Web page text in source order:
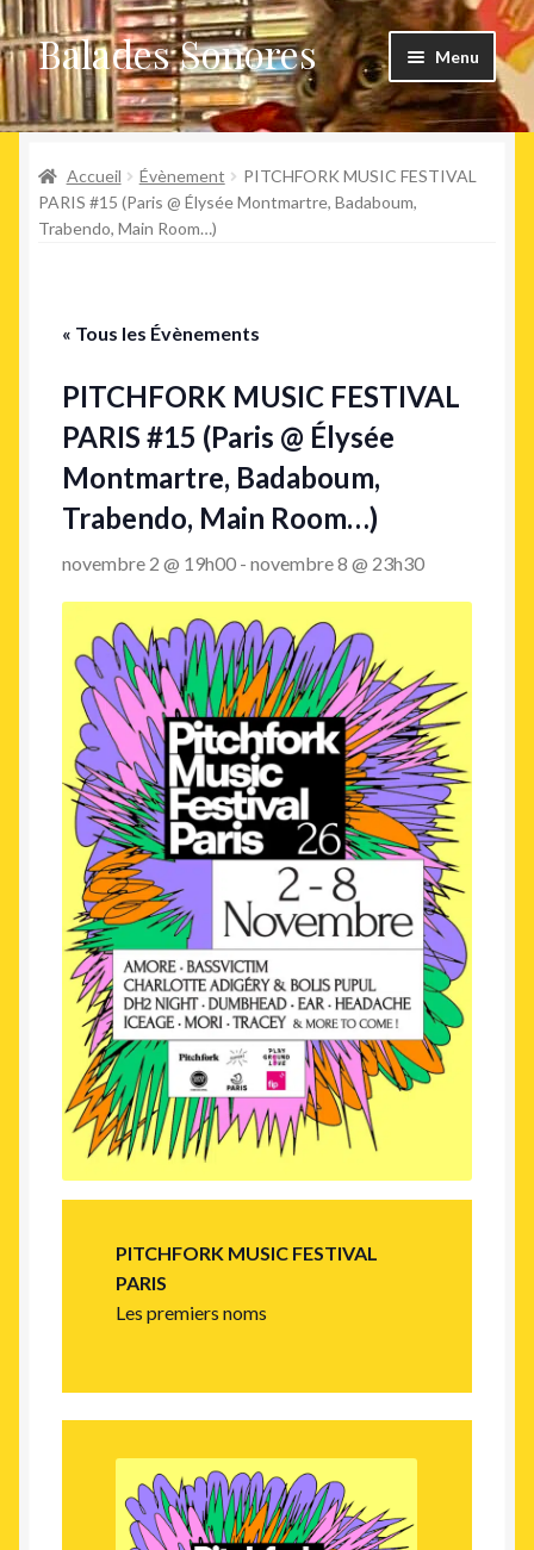
Aller
à
la
navigation
Aller
au
contenu
Balades Sonores Menu
Boutique
Nouveaux arrivages
Ouvrir
Précommandes
Accueil Évènement
PITCHFORK MUSIC FESTIVAL
PARIS #15 (Paris @ Élysée Montmartre, Badaboum,
Trabendo, Main Room…)
« Tous les Évènements
PITCHFORK MUSIC FESTIVAL
PARIS #15 (Paris @ Élysée
Montmartre, Badaboum,
Trabendo, Main Room…)
novembre 2 @ 19h00 - novembre 8 @ 23h30
PITCHFORK MUSIC FESTIVAL
PARIS
Les premiers noms